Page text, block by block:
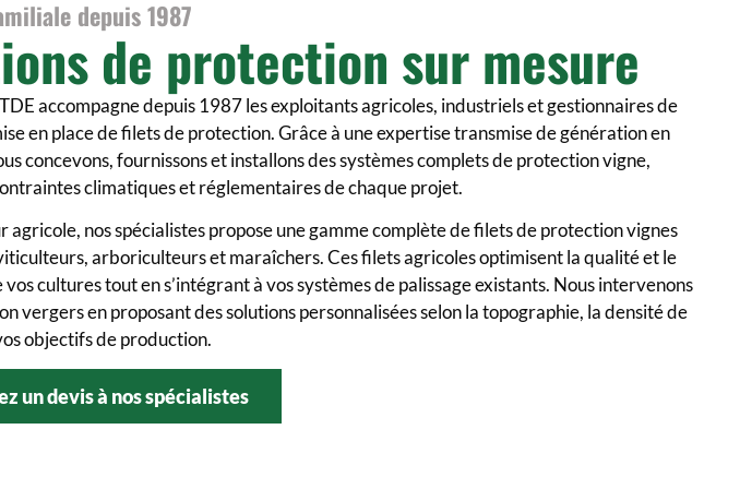
depuis 1987
de protection sur mesure
accompagne depuis 1987 les exploitants agricoles, industriels et gestionnaires de
en place de filets de protection. Grâce à une expertise transmise de génération en
concevons, fournissons et installons des systèmes complets de protection vigne,
climatiques et réglementaires de chaque projet.
agricole, nos spécialistes propose une gamme complète de filets de protection vignes
arboriculteurs et maraîchers. Ces filets agricoles optimisent la qualité et le
cultures tout en s’intégrant à vos systèmes de palissage existants. Nous intervenons
vergers en proposant des solutions personnalisées selon la topographie, la densité de
objectifs de production.
un devis à nos spécialistes